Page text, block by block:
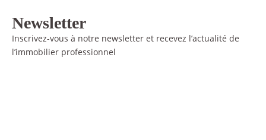
Newsletter
Inscrivez-vous à notre newsletter et recevez l’actualité de
l’immobilier professionnel